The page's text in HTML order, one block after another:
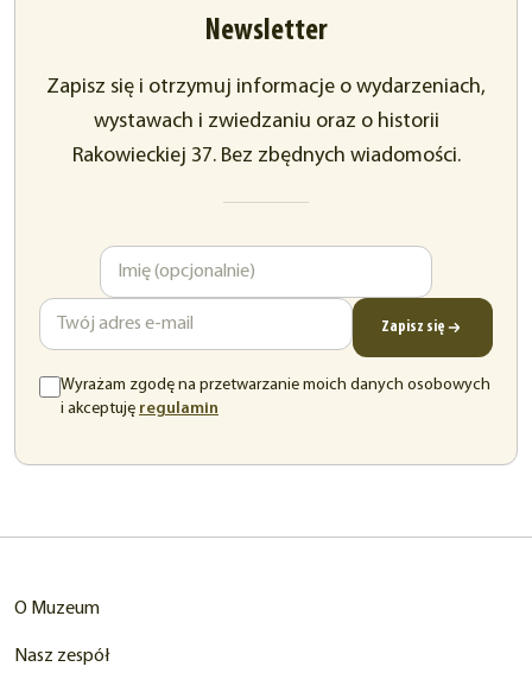
Newsletter
Zapisz się i otrzymuj informacje o wydarzeniach,
wystawach i zwiedzaniu oraz o historii
Rakowieckiej 37. Bez zbędnych wiadomości.
Zapisz się
Wyrażam zgodę na przetwarzanie moich danych osobowych
i akceptuję regulamin
O Muzeum
Nasz zespół